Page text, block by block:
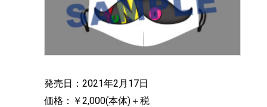
発売日：2021年2月17日
価格：￥2,000(本体)＋税